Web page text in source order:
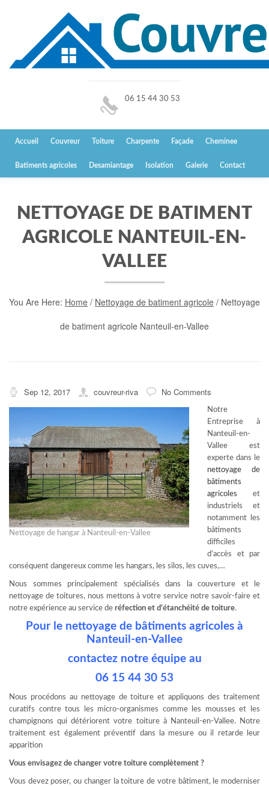
06 15 44 30 53
Accueil Couvreur Toiture Charpente Façade Cheminee
Batiments agricoles Desamiantage Isolation Galerie Contact
NETTOYAGE DE BATIMENT
AGRICOLE NANTEUIL-EN-
VALLEE
You Are Here: Home / Nettoyage de batiment agricole / Nettoyage
de batiment agricole Nanteuil-en-Vallee
Sep 12, 2017 couvreur-riva No Comments
Nettoyage de hangar à Nanteuil-en-Vallee
Notre
Entreprise à
Nanteuil-en-
Vallee est
experte dans le
nettoyage de
bâtiments
agricoles et
industriels et
notamment les
bâtiments
difficiles
d’accès et par
conséquent dangereux comme les hangars, les silos, les cuves,…
Nous sommes principalement spécialisés dans la couverture et le
nettoyage de toitures, nous mettons à votre service notre savoir-faire et
notre expérience au service de réfection et d’étanchéité de toiture.
Pour le nettoyage de bâtiments agricoles à
Nanteuil-en-Vallee
contactez notre équipe au
06 15 44 30 53
Nous procédons au nettoyage de toiture et appliquons des traitement
curatifs contre tous les micro-organismes comme les mousses et les
champignons qui détériorent votre toiture à Nanteuil-en-Vallee. Notre
traitement est également préventif dans la mesure ou il retarde leur
apparition
Vous envisagez de changer votre toiture complètement ?
Vous devez poser, ou changer la toiture de votre bâtiment, le moderniser